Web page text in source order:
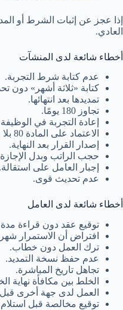
إذا عجز عن إثبات الشرط أو
العادي.
أخطاء شائعة لدى المنشآت
عدم كتابة شرط التجربة.
كتابة «ثلاثة أشهر» دون
تمديدها بعد انتهائها.
تجاوز 180 يومًا.
إعادة التجربة في
الاعتماد على المادة 80 بلا حاجة أو دليل.
إصدار القرار بعد النهاية.
حجب الراتب وبدل
إجبار العامل على استقالة.
عدم تحديث قوى.
أخطاء شائعة لدى العامل
توقيع عقد دون قراءة مدة
افتراض أن الاستمرار
ترك العمل دون خطاب.
عدم حفظ نسخة التمديد.
تجاهل تاريخ المباشرة.
الخلط بين مكافأة نهاية
العمل لدى جهة أخرى
توقيع مخالصة قبل استلام